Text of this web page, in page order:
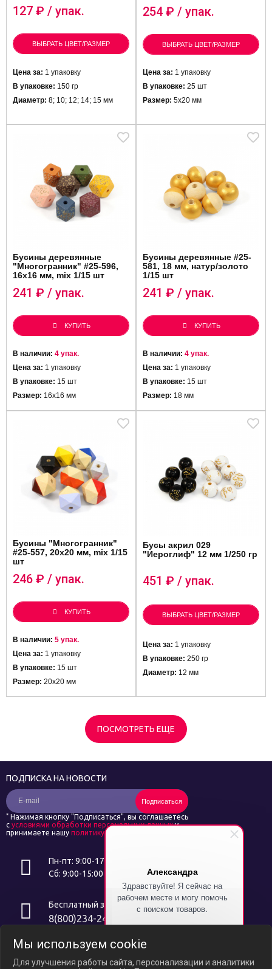
Александра
Здравствуйте! Я сейчас на
рабочем месте и могу помочь
с поиском товаров.
расскажу как получить скидку
127 ₽ / упак.
ВЫБРАТЬ ЦВЕТ/РАЗМЕР
Цена за: 1 упаковку
В упаковке: 150 гр
Диаметр: 8; 10; 12; 14; 15 мм
254 ₽ / упак.
ВЫБРАТЬ ЦВЕТ/РАЗМЕР
Цена за: 1 упаковку
В упаковке: 25 шт
Размер: 5х20 мм
Бусины деревянные
"Многогранник" #25-596,
16х16 мм, mix 1/15 шт
241 ₽ / упак.
КУПИТЬ
В наличии: 4 упак.
Цена за: 1 упаковку
В упаковке: 15 шт
Размер: 16х16 мм
Бусины деревянные #25-
581, 18 мм, натур/золото
1/15 шт
241 ₽ / упак.
КУПИТЬ
В наличии: 4 упак.
Цена за: 1 упаковку
В упаковке: 15 шт
Размер: 18 мм
Бусины "Многогранник"
#25-557, 20х20 мм, mix 1/15
шт
246 ₽ / упак.
КУПИТЬ
В наличии: 5 упак.
Цена за: 1 упаковку
В упаковке: 15 шт
Размер: 20х20 мм
Бусы акрил 029
"Иероглиф" 12 мм 1/250 гр
451 ₽ / упак.
ВЫБРАТЬ ЦВЕТ/РАЗМЕР
Цена за: 1 упаковку
В упаковке: 250 гр
Диаметр: 12 мм
ПОСМОТРЕТЬ ЕЩЕ
Пн-пт: 9:00-17:00
Сб: 9:00-15:00
Бесплатный звонок
8(800)234-24-14
Интернет ресурс носит исключительно информационный характер и
437 ГК РФ. В связи с ослаблением курса российского рубля цены на
ПОДПИСКА НА НОВОСТИ
Подписаться
* Нажимая кнопку "Подписаться", вы соглашаетесь
с условиями обработки персональных данныхи
принимаете нашу политику конфиденциальности
Мы используем cookie
Для улучшения работы сайта, персонализации и аналитики